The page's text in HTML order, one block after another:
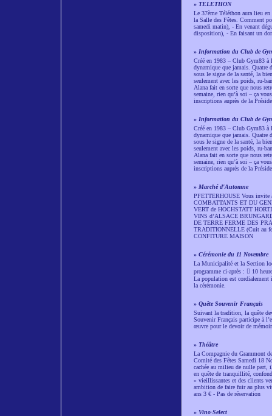
» TELETHON
Le 37ème Téléthon aura lieu
la Salle des Fêtes. Comment
samedi matin), - En venant
disposition), - En faisant un
» Information du Club de
Créé en 1983 – Club Gym83 à
dynamique que jamais. Quatre
sous le signe de la santé, la
seulement avec les poids, ru-
Alana fait en sorte que nous
semaine, rien qu’à soi – ça
inscriptions auprès de la
» Information du Club de
Créé en 1983 – Club Gym83 à
dynamique que jamais. Quatre
sous le signe de la santé, la
seulement avec les poids, ru-
Alana fait en sorte que nous
semaine, rien qu’à soi – ça
inscriptions auprès de la
» Marché d'Automne
PFETTERHOUSE Vous
COMBATTANTS ET DU
VERT de HOCHSTATT
VINS d’ALSACE
DE TERRE FERME DES
TRADITIONNELLE (Cuit au
CONFITURE MAISON
» Cérémonie du 11 Novembre
La Municipalité et la Section
programme ci-après :  10
La population est cordialement
la cérémonie.
» Quête Souvenir Français
Suivant la tradition, la quête
Souvenir Français participe à
œuvre pour le devoir de
» Théâtre
La Compagnie du Grammont
Comité des Fêtes Samedi 18
cachée au milieu de nulle part,
en quête de tranquillité,
» vieillissantes et des clients
ambition de faire fuir au plus
ans 3 € - Pas de réservation
» Vino-Select